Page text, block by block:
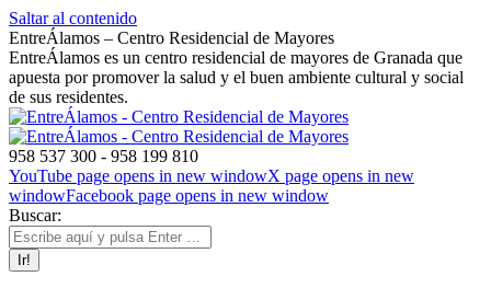
Saltar al contenido
EntreÁlamos – Centro Residencial de Mayores
EntreÁlamos es un centro residencial de mayores de Granada que
apuesta por promover la salud y el buen ambiente cultural y social
de sus residentes.
958 537 300 - 958 199 810
YouTube page opens in new windowX page opens in new
windowFacebook page opens in new window
Buscar: